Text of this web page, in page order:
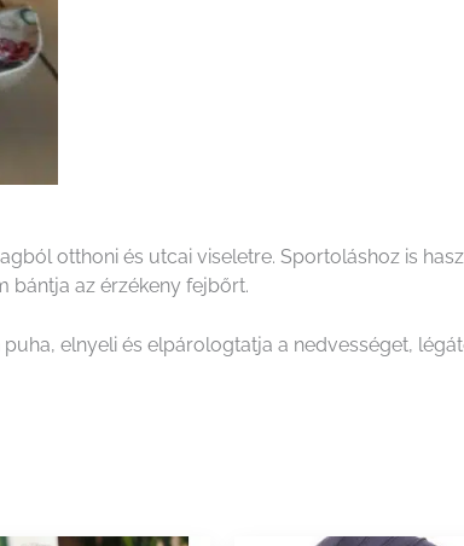
otthoni és utcai viseletre. Sportoláshoz is
bántja az érzékeny fejbőrt.
elnyeli és elpárologtatja a nedvességet,